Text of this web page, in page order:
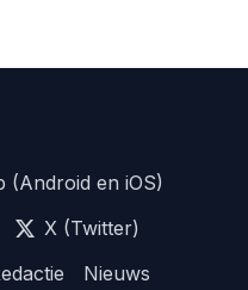
(Android en iOS)
X (Twitter)
Nieuws